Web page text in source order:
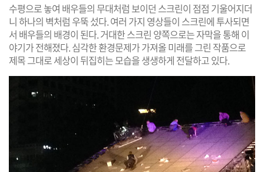
수평으로 놓여 배우들의 무대처럼 보이던 스크린이 점점 기울어지더
니 하나의 벽처럼 우뚝 섰다. 여러 가지 영상들이 스크린에 투사되면
서 배우들의 배경이 된다. 거대한 스크린 양쪽으로는 자막을 통해 이
야기가 전해졌다. 심각한 환경문제가 가져올 미래를 그린 작품으로
제목 그대로 세상이 뒤집히는 모습을 생생하게 전달하고 있다.